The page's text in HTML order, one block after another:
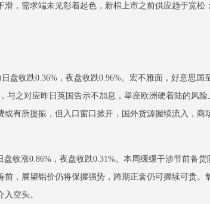
，需求端未见彰着起色，新棉上市之前供应趋于宽
盘收跌0.36%，夜盘收跌0.96%。宏不雅面，好意思国
与之对应昨日英国告示不加息，举座欧洲硬着陆的风
有所提振，但入口窗口掀开，国外货源握续流入，
收涨0.86%，夜盘收跌0.31%。本周缓缓干涉节前备
，展望铝价仍将保握强势，跨期正套仍可握续可贵
空头。